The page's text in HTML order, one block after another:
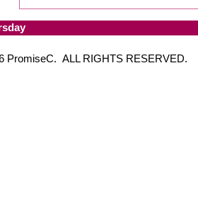
PromiseC. ALL RIGHTS RESERVED.